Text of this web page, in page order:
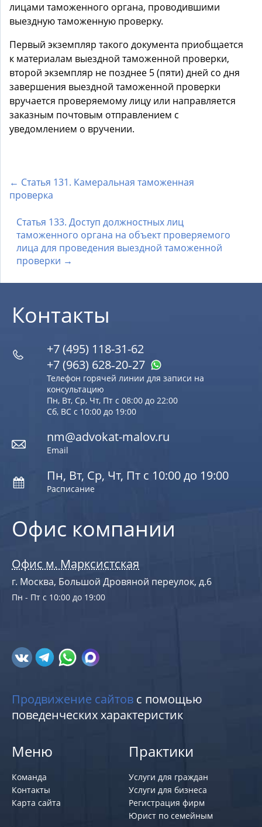
лицами таможенного органа, проводившими
выездную таможенную проверку.
Первый экземпляр такого документа приобщается
к материалам выездной таможенной проверки,
второй экземпляр не позднее 5 (пяти) дней со дня
завершения выездной таможенной проверки
вручается проверяемому лицу или направляется
заказным почтовым отправлением с
уведомлением о вручении.
← Статья 131. Камеральная таможенная
проверка
Статья 133. Доступ должностных лиц
таможенного органа на объект проверяемого
лица для проведения выездной таможенной
проверки →
Офис компании
Офис м. Марксистская
г. Москва, Большой Дровяной переулок, д.6
Пн - Пт с 10:00 до 19:00
Контакты
+7 (495) 118-31-62
+7 (963) 628‑20‑27
Телефон горячей линии для записи на
консультацию
Пн, Вт, Ср, Чт, Пт с 08:00 до 22:00
Сб, ВС с 10:00 до 19:00
nm@advokat-malov.ru
Email
Пн, Вт, Ср, Чт, Пт с 10:00 до 19:00
Расписание
Продвижение сайтов с помощью
поведенческих характеристик
Меню
Команда
Контакты
Карта сайта
Практики
Услуги для граждан
Услуги для бизнеса
Регистрация фирм
Юрист по семейным